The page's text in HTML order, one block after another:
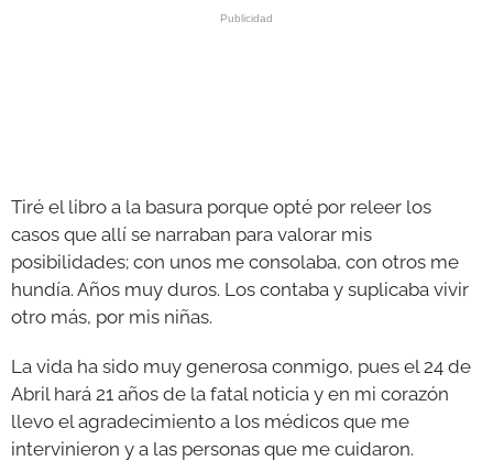
Tiré el libro a la basura porque opté por releer los
casos que allí se narraban para valorar mis
posibilidades; con unos me consolaba, con otros me
hundía. Años muy duros. Los contaba y suplicaba vivir
otro más, por mis niñas.
La vida ha sido muy generosa conmigo, pues el 24 de
Abril hará 21 años de la fatal noticia y en mi corazón
llevo el agradecimiento a los médicos que me
intervinieron y a las personas que me cuidaron.